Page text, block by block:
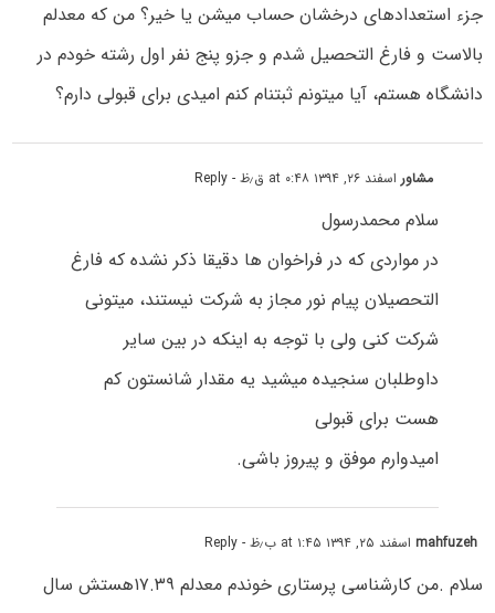
جزء استعدادهای درخشان حساب میشن یا خیر؟ من که معدلم
بالاست و فارغ التحصیل شدم و جزو پنج نفر اول رشته خودم در
دانشگاه هستم، آیا میتونم ثبتنام کنم امیدی برای قبولی دارم؟
مشاوراسفند ۲۶, ۱۳۹۴ at ۰:۴۸ ق٫ظ - Reply
سلام محمدرسول
در مواردی که در فراخوان ها دقیقا ذکر نشده که فارغ
التحصیلان پیام نور مجاز به شرکت نیستند، میتونی
شرکت کنی ولی با توجه به اینکه در بین سایر
داوطلبان سنجیده میشید یه مقدار شانستون کم
هست برای قبولی
امیدوارم موفق و پیروز باشی.
mahfuzehاسفند ۲۵, ۱۳۹۴ at ۱:۴۵ ب٫ظ - Reply
سلام .من کارشناسى پرستاری خوندم معدلم ۱۷.۳۹هستش سال